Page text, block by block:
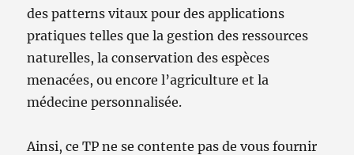
des patterns vitaux pour des applications
pratiques telles que la gestion des ressources
naturelles, la conservation des espèces
menacées, ou encore l’agriculture et la
médecine personnalisée.
Ainsi, ce TP ne se contente pas de vous fournir